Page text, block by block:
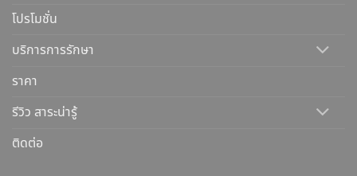
โปรโมชั่น
บริการการรักษา
ราคา
รีวิว สาระน่ารู้
ติดต่อ